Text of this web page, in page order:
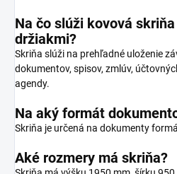
Na čo slúži kovová
držiakmi?
Skriňa slúži na prehľadné uloženie
dokumentov, spisov, zmlúv,
agendy.
Na aký formát
Skriňa je určená na dokumenty
Aké rozmery má skriňa?